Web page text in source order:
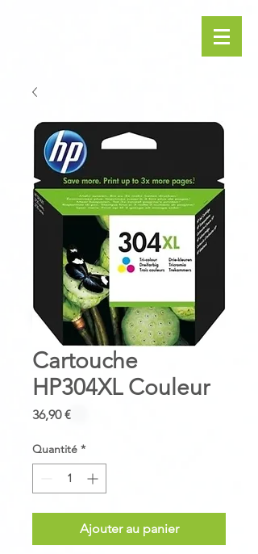
Cartouche
HP304XL Couleur
36,90 €Prix
Quantité *
Ajouter au panier